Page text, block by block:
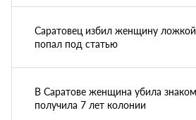
Саратовец избил женщину
попал под статью
В Саратове женщина убила
получила 7 лет колонии